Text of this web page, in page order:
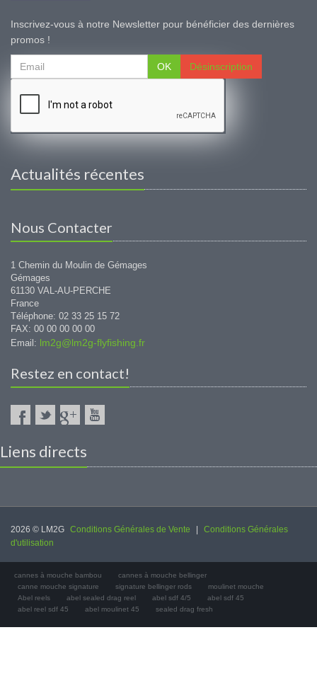
Inscrivez-vous à notre Newsletter pour bénéficier des dernières
promos !
OK Désinscription
Actualités récentes
Nous Contacter
1 Chemin du Moulin de Gémages
Gémages
61130 VAL-AU-PERCHE
France
Téléphone: 02 33 25 15 72
FAX: 00 00 00 00 00
Email: lm2g@lm2g-flyfishing.fr
Restez en contact!
Liens directs
2026 © LM2G Conditions Générales de Vente
Conditions Générales
d'utilisation
cannes à mouche bambou
cannes à mouche bellinger
canne mouche signature
signature bellinger rods
moulinet mouche
Abel reels
abel sealed drag reel abel sdf 4/5
abel sdf 45
abel reel sdf 45
abel moulinet 45 sealed drag fresh